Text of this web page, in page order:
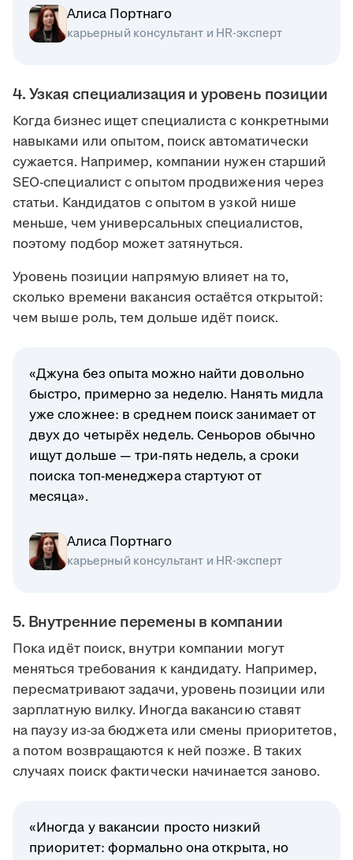
Алиса Портнаго
карьерный консультант и HR-эксперт
4. Узкая специализация и уровень позиции
Когда бизнес ищет специалиста с конкретными
навыками или опытом, поиск автоматически
сужается. Например, компании нужен старший
SEO-специалист с опытом продвижения через
статьи. Кандидатов с опытом в узкой нише
меньше, чем универсальных специалистов,
поэтому подбор может затянуться.
Уровень позиции напрямую влияет на то,
сколько времени вакансия остаётся открытой:
чем выше роль, тем дольше идёт поиск.
«Джуна без опыта можно найти довольно
быстро, примерно за неделю. Нанять мидла
уже сложнее: в среднем поиск занимает от
двух до четырёх недель. Сеньоров обычно
ищут дольше — три-пять недель, а сроки
поиска топ-менеджера стартуют от
месяца».
Алиса Портнаго
карьерный консультант и HR-эксперт
5. Внутренние перемены в компании
Пока идёт поиск, внутри компании могут
меняться требования к кандидату. Например,
пересматривают задачи, уровень позиции или
зарплатную вилку. Иногда вакансию ставят
на паузу из-за бюджета или смены приоритетов,
а потом возвращаются к ней позже. В таких
случаях поиск фактически начинается заново.
«Иногда у вакансии просто низкий
приоритет: формально она открыта, но